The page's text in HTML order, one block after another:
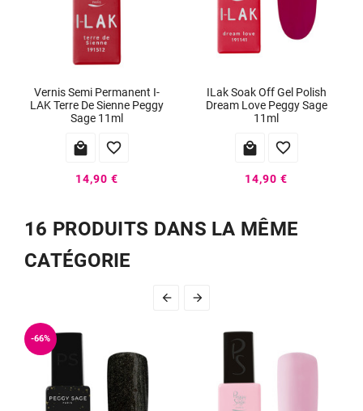
Vernis Semi Permanent I-
LAK Terre De Sienne Peggy
Sage 11ml
 
14,90 €
ILak Soak Off Gel Polish
Dream Love Peggy Sage
11ml
 
14,90 €
16 PRODUITS DANS LA MÊME
CATÉGORIE
 
-66%